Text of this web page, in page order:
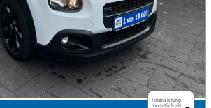
Finanzierung
monatlich ab